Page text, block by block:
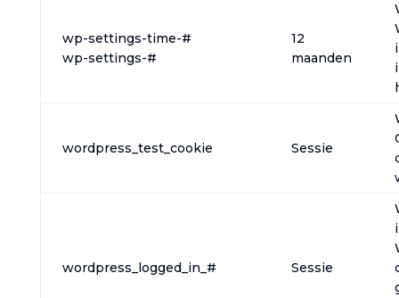
wp-settings-time-#
wp-settings-#
12
maanden
wordpress_test_cookie Sessie
wordpress_logged_in_# Sessie